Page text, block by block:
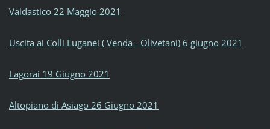
Valdastico 22 Maggio 2021
Uscita ai Colli Euganei ( Venda - Olivetani) 6 giugno 2021
Lagorai 19 Giugno 2021
Altopiano di Asiago 26 Giugno 2021